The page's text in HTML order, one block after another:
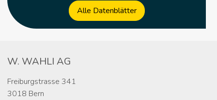
Alle Datenblätter
W. WAHLI AG
Freiburgstrasse 341
3018 Bern